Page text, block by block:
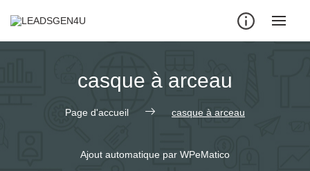
casque à arceau
Page d'accueil casque à arceau
Ajout automatique par WPeMatico